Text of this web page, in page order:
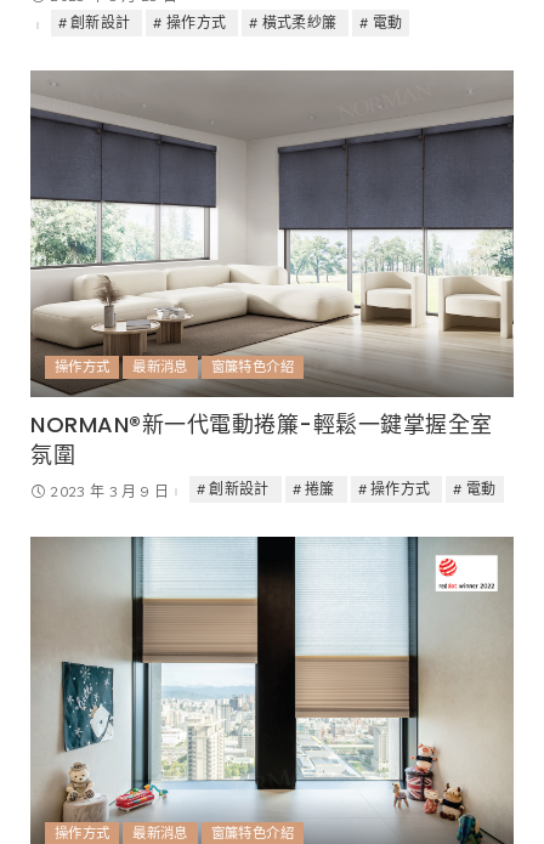
創新設計
操作方式 橫式柔紗簾 電動
操作方式 最新消息 窗簾特色介紹
NORMAN®新一代電動捲簾-輕鬆一鍵掌握全室
氛圍
2023 年 3 月 9 日 創新設計 捲簾 操作方式 電動
操作方式 最新消息 窗簾特色介紹